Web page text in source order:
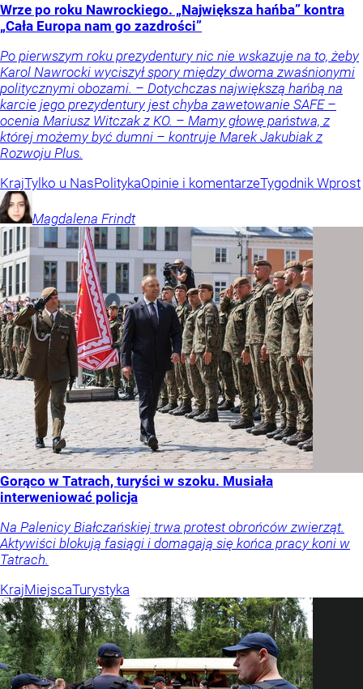
Wrze po roku Nawrockiego. „Największa hańba” kontra
„Cała Europa nam go zazdrości”
Po pierwszym roku prezydentury nic nie wskazuje na to, żeby
Karol Nawrocki wyciszył spory między dwoma zwaśnionymi
politycznymi obozami. – Dotychczas największą hańbą na
karcie jego prezydentury jest chyba zawetowanie SAFE –
ocenia Mariusz Witczak z KO. – Mamy głowę państwa, z
której możemy być dumni – kontruje Marek Jakubiak z
Rozwoju Plus.
KrajTylko u NasPolitykaOpinie i komentarzeTygodnik Wprost
Magdalena Frindt
Gorąco w Tatrach, turyści w szoku. Musiała
interweniować policja
Na Palenicy Białczańskiej trwa protest obrońców zwierząt.
Aktywiści blokują fasiągi i domagają się końca pracy koni w
Tatrach.
KrajMiejscaTurystyka